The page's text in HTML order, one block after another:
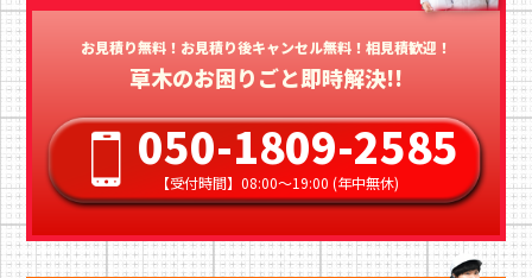
お見積り無料！お見積り後キャンセル無料！相見積歓迎！
草木のお困りごと即時解決!!
050-1809-2585
【受付時間】08:00〜19:00 (年中無休)